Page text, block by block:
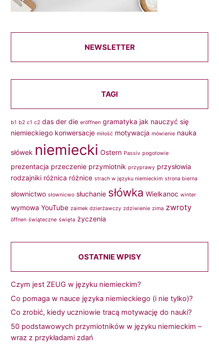
NEWSLETTER
TAGI
b1 b2 c1 c2 das der die eröffnen gramatyka jak nauczyć się
niemieckiego konwersacje miłość motywacja mówienie nauka
słówek niemiecki Ostern Passiv pogotowie
prezentacja przeczenie przymiotnik przyprawy przysłowia
rodzajniki różnica różnice strach w języku niemieckim strona bierna
słownictwo słownicwo słuchanie słówka Wielkanoc winter
wymowa YouTube zaimek dzierżawczy zdziwienie zima zwroty
öffnen świąteczne święta życzenia
OSTATNIE WPISY
Czym jest ZEUG w języku niemieckim?
Co pomaga w nauce języka niemieckiego (i nie tylko)?
Co zrobić, kiedy uczniowie tracą motywację do nauki?
50 podstawowych przymiotników w języku niemieckim –
wraz z przykładami zdań